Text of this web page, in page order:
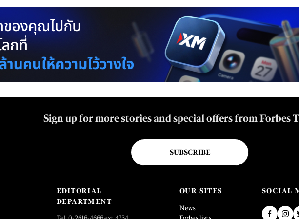
Sign up for more stories and special offers from Forbes
SUBSCRIBE
EDITORIAL
DEPARTMENT
OUR SITES
News
SOCIAL